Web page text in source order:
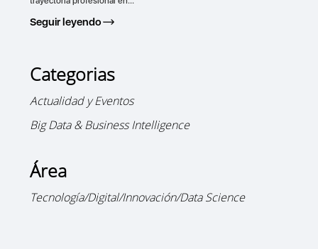
Seguir leyendo
Categorias
Actualidad y Eventos
Big Data & Business Intelligence
Área
Tecnología/Digital/Innovación/Data Science